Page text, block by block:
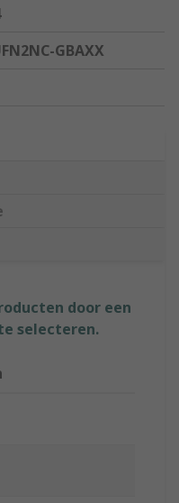
GBAXX
door een
selecteren.